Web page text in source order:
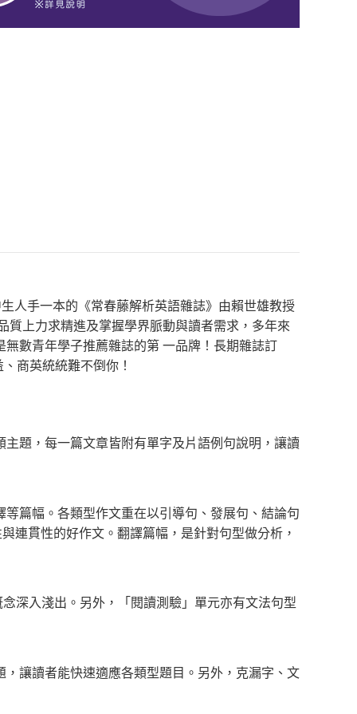
手一本的《常春藤解析英語雜誌》由賴世雄教授
上力求精進及掌握學界脈動與讀者需求，多年來
數青年學子推薦雜誌的第 一品牌！長期雜誌訂
商英統統難不倒你！
題，每一篇文章皆附有單字及片語例句說明，讓讀
篇幅。各類型作文重在以引導句、發展句、結論句
連貫性的好作文。翻譯篇幅，是針對句型做分析，
深入淺出。另外，「閱讀測驗」單元亦有文法句型
讓讀者能快速適應各類型題目。另外，克漏字、文